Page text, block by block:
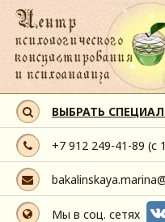
ВЫБРАТЬ
+7 912 249-41-89 (с
Мы в соц. сетях